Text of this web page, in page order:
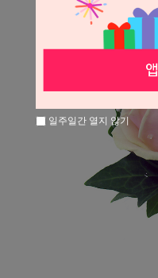
일주일간 열지 않기